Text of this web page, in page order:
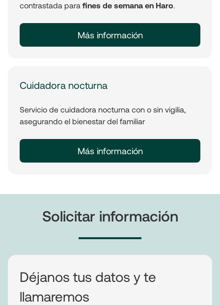
contrastada para fines de semana en Haro.
Más información
Cuidadora nocturna
Servicio de cuidadora nocturna con o sin vigilia,
asegurando el bienestar del familiar
Más información
Solicitar información
Déjanos tus datos y te
llamaremos